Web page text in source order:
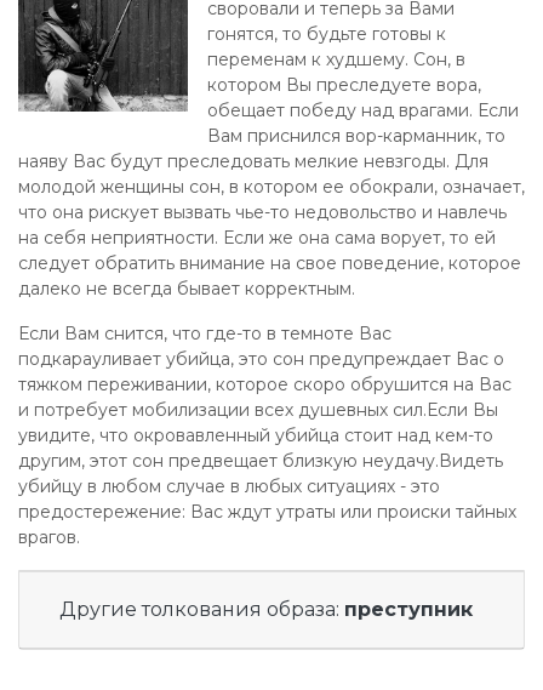
своровали и теперь за Вами
гонятся, то будьте готовы к
переменам к худшему. Сон, в
котором Вы преследуете вора,
обещает победу над врагами. Если
Вам приснился вор-карманник, то
наяву Вас будут преследовать мелкие невзгоды. Для
молодой женщины сон, в котором ее обокрали, означает,
что она рискует вызвать чье-то недовольство и навлечь
на себя неприятности. Если же она сама ворует, то ей
следует обратить внимание на свое поведение, которое
далеко не всегда бывает корректным.
Если Вам снится, что где-то в темноте Вас
подкарауливает убийца, это сон предупреждает Вас о
тяжком переживании, которое скоро обрушится на Вас
и потребует мобилизации всех душевных сил.Если Вы
увидите, что окровавленный убийца стоит над кем-то
другим, этот сон предвещает близкую неудачу.Видеть
убийцу в любом случае в любых ситуациях - это
предостережение: Вас ждут утраты или происки тайных
врагов.
Другие толкования образа: преступник